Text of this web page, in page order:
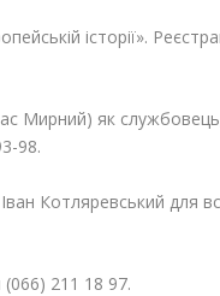
історії».
Мирний) як
98.
Котляревський для
211 18 97.